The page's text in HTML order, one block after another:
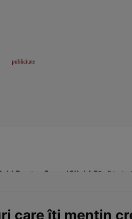
Pentru FemeiClick! Sănătate
care îți mențin